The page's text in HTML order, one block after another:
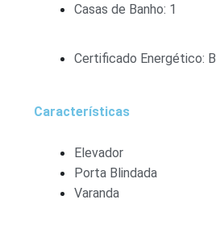
Casas de Banho: 1
Certificado Energético: B
Características
Elevador
Porta Blindada
Varanda